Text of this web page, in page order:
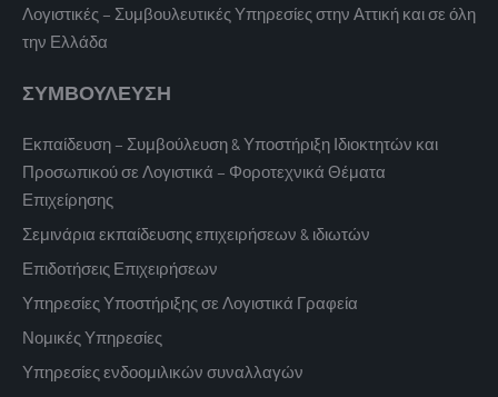
Λογιστικές – Συμβουλευτικές Υπηρεσίες στην Αττική και σε όλη
την Ελλάδα
ΣΥΜΒΟΥΛΕΥΣΗ
Εκπαίδευση – Συμβούλευση & Υποστήριξη Ιδιοκτητών και
Προσωπικού σε Λογιστικά – Φοροτεχνικά Θέματα
Επιχείρησης
Σεμινάρια εκπαίδευσης επιχειρήσεων & ιδιωτών
Επιδοτήσεις Επιχειρήσεων
Υπηρεσίες Υποστήριξης σε Λογιστικά Γραφεία
Νομικές Υπηρεσίες
Υπηρεσίες ενδοομιλικών συναλλαγών